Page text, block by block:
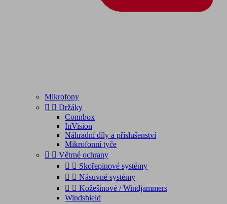
Mikrofony
  Držáky
Connbox
InVision
Náhradní díly a příslušenství
Mikrofonní tyče
  Větrné ochrany
  Skořepinové systémy
  Násuvné systémy
  Kožešinové / Windjammers
Windshield